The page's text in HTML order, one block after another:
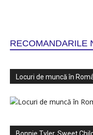
RECOMANDARILE
Locuri de muncă în